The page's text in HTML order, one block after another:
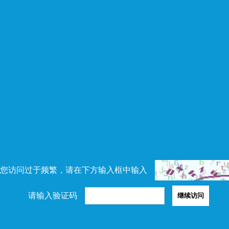
访问过于频繁，请在下方输入框中输入
请输入验证码 继续访问